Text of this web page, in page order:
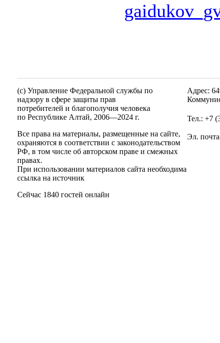
(c) Управление Федеральной службы по
надзору в сфере защиты прав
потребителей и благополучия человека
по Республике Алтай, 2006—2024 г.
Все права на материалы, размещенные на сайте,
охраняются в соответствии с законодательством
РФ, в том числе об авторском праве и смежных
правах.
При использовании материалов сайта необходима
ссылка на источник
Сейчас 1840 гостей онлайн
Адрес:
Тел.: +7
Эл.